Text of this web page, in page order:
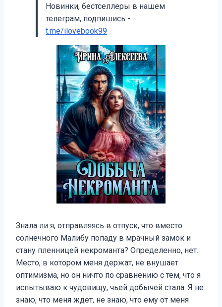
Новинки, бестселлеры в нашем
телеграм, подпишись -
t.me/ilovebook99
Знала ли я, отправляясь в отпуск, что вместо
солнечного Малибу попаду в мрачный замок и
стану пленницей некроманта? Определенно, нет.
Место, в котором меня держат, не внушает
оптимизма, но он ничто по сравнению с тем, что я
испытываю к чудовищу, чьей добычей стала. Я не
знаю, что меня ждет, не знаю, что ему от меня